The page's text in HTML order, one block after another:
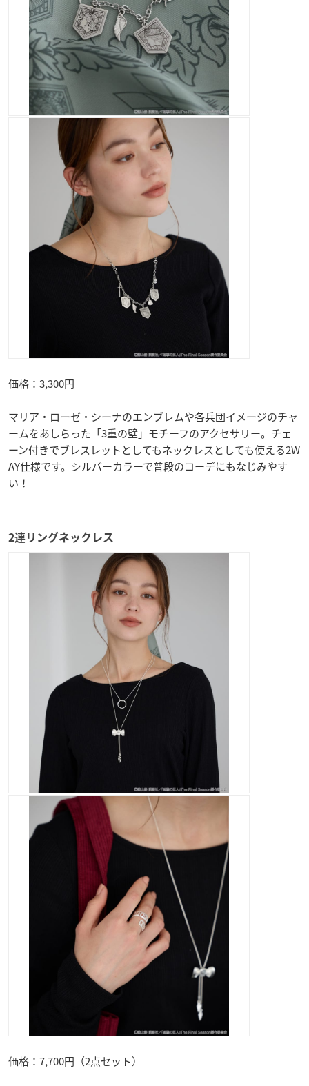
価格：3,300円
マリア・ローゼ・シーナのエンブレムや各兵団イメージのチャ
ームをあしらった「3重の壁」モチーフのアクセサリー。チェ
ーン付きでブレスレットとしてもネックレスとしても使える2W
AY仕様です。シルバーカラーで普段のコーデにもなじみやす
い！
2連リングネックレス
価格：7,700円（2点セット）